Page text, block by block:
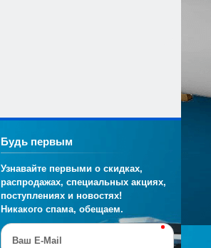
Будь первым
Узнавайте первыми о скидках,
распродажах, специальных акциях,
поступлениях и новостях!
Никакого спама, обещаем.
Ваш E-Mail